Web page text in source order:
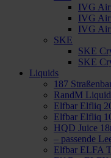
IVG
IVG
IVG
SKE
SKE
SKE
Liquids
187
RandM Liquid
Elfbar Elfliq
Elfbar Elfliq
HQD Juice
– passende
Elfbar ELFA